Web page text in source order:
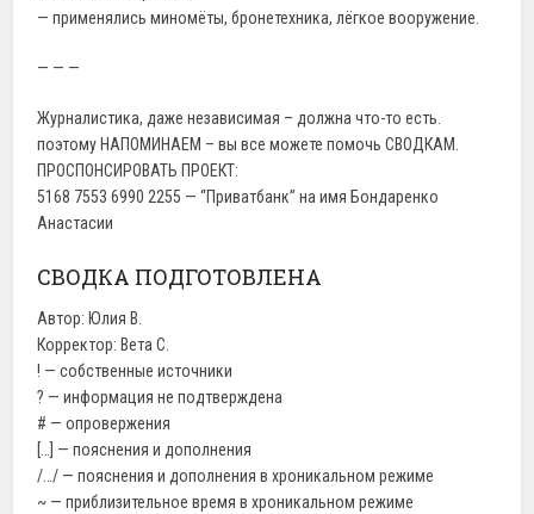
— применялись миномёты, бронетехника, лёгкое вооружение.
— — —
Журналистика, даже независимая – должна что-то есть.
поэтому НАПОМИНАЕМ – вы все можете помочь СВОДКАМ.
ПРОСПОНСИРОВАТЬ ПРОЕКТ:
5168 7553 6990 2255 — “Приватбанк” на имя Бондаренко
Анастасии
СВОДКА ПОДГОТОВЛЕНА
Автор: Юлия В.
Корректор: Вета С.
! — собственные источники
? — информация не подтверждена
# — опровержения
[…] — пояснения и дополнения
/…/ — пояснения и дополнения в хроникальном режиме
~ — приблизительное время в хроникальном режиме